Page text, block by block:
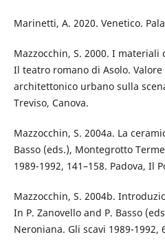
Marinetti, A. 2020. Venetico.
Mazzocchin, S. 2000. I materiali
Il teatro romano di Asolo.
architettonico urbano sulla
Treviso, Canova.
Mazzocchin, S. 2004a. La
Basso (eds.), Montegrotto
1989-1992, 141–158. Padova, Il
Mazzocchin, S. 2004b.
In P. Zanovello and P. Basso
Neroniana. Gli scavi 1989-1992,